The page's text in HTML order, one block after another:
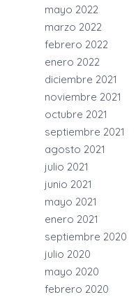
mayo 2022
marzo 2022
febrero 2022
enero 2022
diciembre 2021
noviembre 2021
octubre 2021
septiembre 2021
agosto 2021
julio 2021
junio 2021
mayo 2021
enero 2021
septiembre 2020
julio 2020
mayo 2020
febrero 2020